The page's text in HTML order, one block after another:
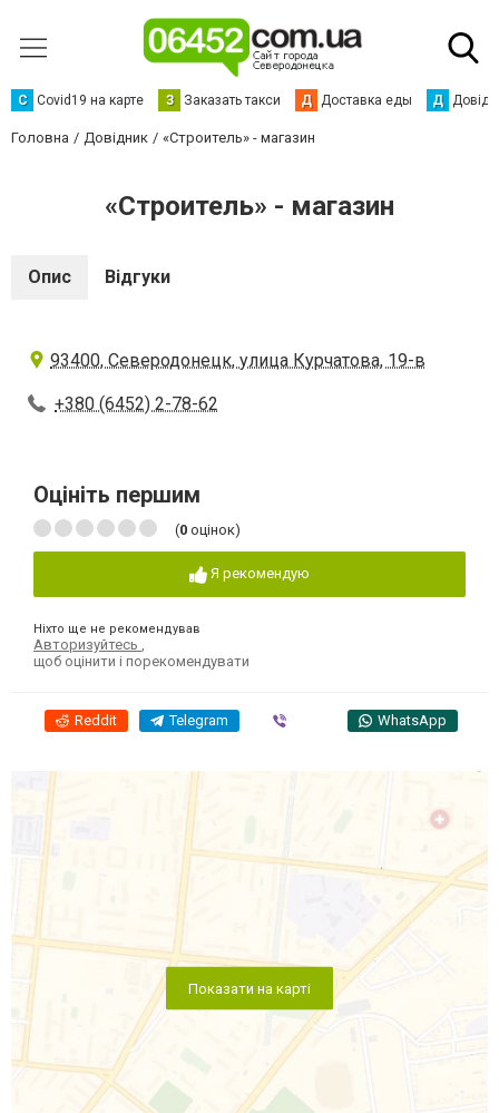
С Сovid19 на карте З Заказать такси Д Доставка еды Д
Головна Довідник «Строитель» - магазин
«Строитель» - магазин
Опис Відгуки
93400, Северодонецк, улица Курчатова, 19-в
+380 (6452) 2-78-62
Оцініть першим
(0 оцінок)
Я рекомендую
Ніхто ще не рекомендував
Авторизуйтесь
щоб оцінити і порекомендувати
Reddit Telegram WhatsApp
Показати на карті